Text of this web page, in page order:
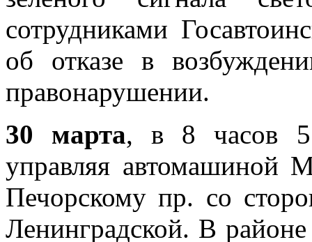
сотрудниками
об отказе в
правонарушении.
30 марта, в 8 часов
управляя автомашиной
Печорскому пр. со
Ленинградской. В